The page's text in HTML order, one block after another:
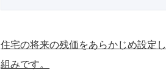
住宅の将来の残価をあらかじめ設定
組みです。